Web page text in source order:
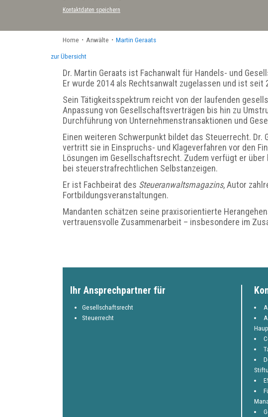
Kontaktdaten speichern
Home ・ Anwälte ・ Martin Geraats
zur Übersicht
Dr. Martin Geraats ist Fachanwalt für Handels- und
Er wurde 2014 als Rechtsanwalt zugelassen und ist seit
Sein Tätigkeitsspektrum reicht von der laufenden
Anpassung von Gesellschaftsverträgen bis hin zu
Durchführung von Unternehmenstransaktionen und
Einen weiteren Schwerpunkt bildet das Steuerrecht.
vertritt sie in Einspruchs- und Klageverfahren vor den
Lösungen im Gesellschaftsrecht. Zudem verfügt er
bei steuerstrafrechtlichen Selbstanzeigen.
Er ist Fachbeirat des Steueranwaltsmagazins, Autor
Fortbildungsveranstaltungen.
Mandanten schätzen seine praxisorientierte
vertrauensvolle Zusammenarbeit – insbesondere im
Ihr Ansprechpartner für
Gesellschaftsrecht
Steuerrecht